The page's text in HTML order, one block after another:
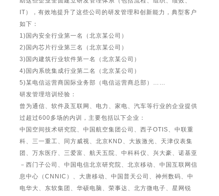
IT），有效地提升了这些公司的研发管理和创新能力，典型客户
如下：
1)国内安全行业第一名（北京某公司）
2)国内芯片行业第三名（北京某公司）
3)国内建筑行业软件第一名（北京某公司）
4)国内系统集成行业第二名（北京某公司）
5)某电信运营商国际业务部（电信运营商总部）……
研发管理培训经验：
曾为通信、软件及互联网、电力、家电、汽车等行业的企业提供
过超过600多场的内训，主要包括以下企业：
中国空间技术研究院、中国航空集团公司、西子OTIS、中联重
科、三一重工、同方威视、北京KND、大族激光、天津仪表集
团、万东医疗、三爱富、航天五院、中科科仪、兴大豪、诺基亚
－西门子公司、中国电信北京研究院、北京移动、中国互联网信
息中心（CNNIC）、大唐移动、中国普天公司、神州数码、中
电华大、东软集团、华硕电脑、荣事达、北方微电子、星网锐